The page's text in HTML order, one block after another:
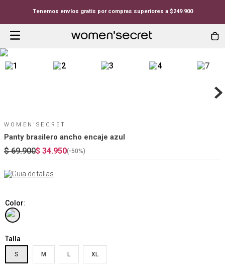
Tenemos envíos gratis por compras superiores a $249.900
WOMEN'SECRET
Panty brasilero ancho encaje azul
$ 69.900$ 34.950(-50%)
Guia de tallas
Color:
Talla
S M L XL